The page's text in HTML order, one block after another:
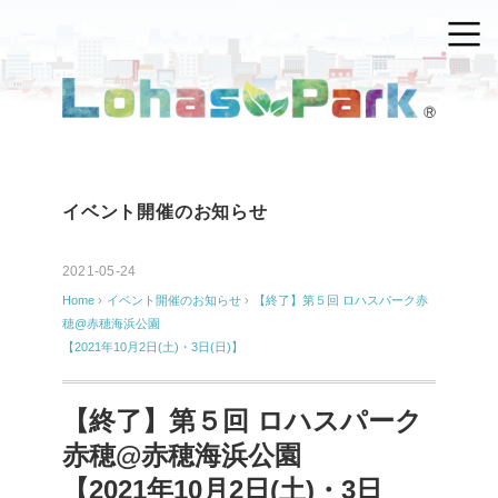
イベント開催のお知らせ
2021-05-24
Home › イベント開催のお知らせ ›
【終了】第５回 ロハスパーク赤
穂@赤穂海浜公園
【2021年10月2日(土)・3日(日)】
【終了】第５回 ロハスパーク
赤穂@赤穂海浜公園
【2021年10月2日(土)・3日